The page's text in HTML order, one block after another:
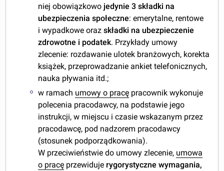
niej obowiązkowo jedynie 3 składki na
ubezpieczenia społeczne: emerytalne, rentowe
i wypadkowe oraz składki na ubezpieczenie
zdrowotne i podatek. Przykłady umowy
zlecenie: rozdawanie ulotek branżowych, korekta
książek, przeprowadzanie ankiet telefonicznych,
nauka pływania itd.;
w ramach umowy o pracę pracownik wykonuje
polecenia pracodawcy, na podstawie jego
instrukcji, w miejscu i czasie wskazanym przez
pracodawcę, pod nadzorem pracodawcy
(stosunek podporządkowania).
W przeciwieństwie do umowy zlecenie, umowa
o pracę przewiduje rygorystyczne wymagania,